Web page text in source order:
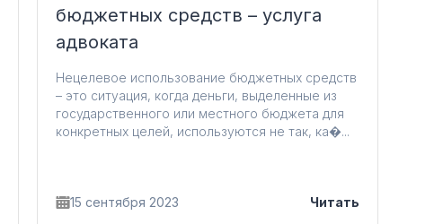
бюджетных средств – услуга
адвоката
Нецелевое использование бюджетных средств
– это ситуация, когда деньги, выделенные из
государственного или местного бюджета для
конкретных целей, используются не так, ка�...
15 сентября 2023 Читать